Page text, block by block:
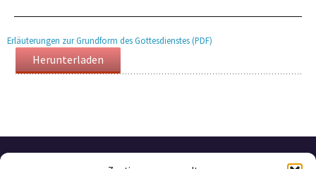
Erläuterungen zur Grundform des Gottesdienstes (PDF)
Herunterladen